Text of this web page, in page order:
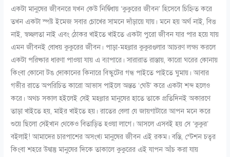
একটা মানুষের জীবনরে যখন কেউ নির্দ্বিধায় ‘কুকুরের জীবন’ হিসেবে চিহ্নিত করে
তখন একটা স্পষ্ট ইমেজ সবার চোখের সামনে দাঁড়ায়ে যায়। মনে হয় অর্থ নাই, বিত্ত
নাই, স্বচ্ছলতা নাই এবং ঠোকর খাইতে খাইতে একটা পুরো জীবন যার পার হয়ে যায়
এমন জীবনই বোধয় কুকুরের জীবন। পাড়া-মহল্লার কুকুরগুলার আচরণ লক্ষ্য করলে
একটা পরিষ্কার ধারণা পাওয়া যায় এ ব্যাপারে। সারারাত রাস্তায়, কারো ঘরের কোনায়
কিংবা কোনো টঙ দোকানের কিনারে বিস্কুটের গন্ধ পাইতে পাইতে ঘুমায়। আবার
গভীর রাতে অপরিচিত কারো আভাস পাইলে অন্তত ‘ঘেউ’ করে একটা শব্দ হলেও
করে। অথচ সকাল হইলেই সেই মহল্লার মানুষের হাতে তাকে প্রতিদিনই অকারণে
তাড়া খাইতে হয়, মাইর খাইতে হয়। রাতের বেলা যে জায়গাটারে আপন মনে করে
শুয়ে ছিলো সেইখান থেকেও বিতাড়িত হওয়া লাগে। আসলে এসবই হয় সে ‘কুকুর’
বইলাই! আমাদের চারপাশের অসংখ্য মানুষের জীবন এই রকম। বস্তি, স্টেশন চত্বর
কিংবা শহরে উদ্বাস্তু মানুষের দিকে তাকালে কুকুরের এই যাপন আঁচ করা যায়